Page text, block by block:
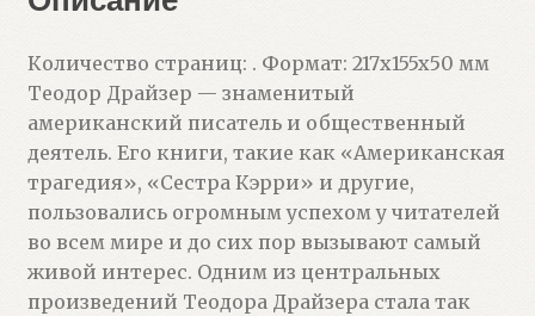
Количество страниц: . Формат: 217x155x50 мм
Теодор Драйзер — знаменитый
американский писатель и общественный
деятель. Его книги, такие как «Американская
трагедия», «Сестра Кэрри» и другие,
пользовались огромным успехом у читателей
во всем мире и до сих пор вызывают самый
живой интерес. Одним из центральных
произведений Теодора Драйзера стала так